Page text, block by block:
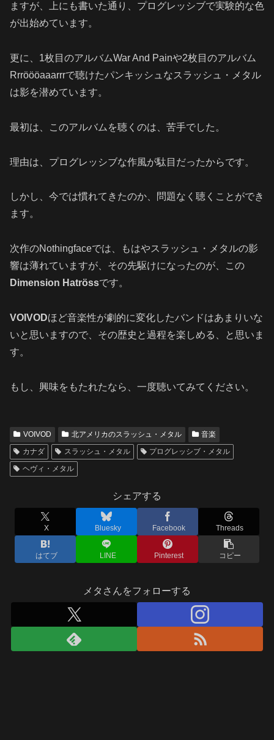
ますが、上にも書いた通り、プログレッシブで実験的な色
が出始めています。
更に、1枚目のアルバムWar And Painや2枚目のアルバム
Rrröööaaarrrで聴けたパンキッシュなスラッシュ・メタル
は影を潜めています。
最初は、このアルバムを聴くのは、苦手でした。
理由は、プログレッシブな作風が駄目だったからです。
しかし、今では慣れてきたのか、問題なく聴くことができ
ます。
次作のNothingfaceでは、もはやスラッシュ・メタルの影
響は薄れていますが、その先駆けになったのが、この
Dimension Hatrössです。
VOIVODほど音楽性が劇的に変化したバンドはあまりいな
いと思いますので、その歴史と過程を楽しめる、と思いま
す。
もし、興味をもたれたなら、一度聴いてみてください。
VOIVOD 北アメリカのスラッシュ・メタル
音楽
カナダ
スラッシュ・メタル
プログレッシブ・メタル
ヘヴィ・メタル
シェアする
X Bluesky Facebook Threads
はてブ LINE Pinterest コピー
メタさんをフォローする